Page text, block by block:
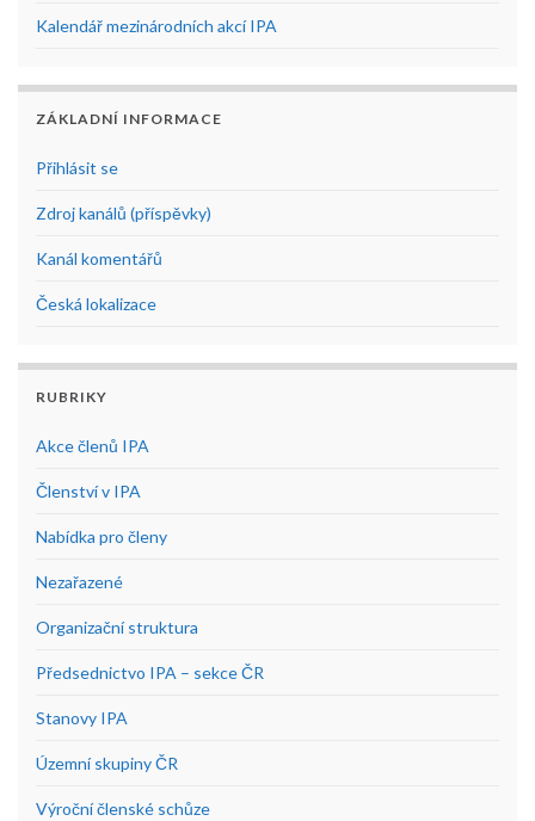
Kalendář mezinárodních akcí IPA
ZÁKLADNÍ INFORMACE
Přihlásit se
Zdroj kanálů (příspěvky)
Kanál komentářů
Česká lokalizace
RUBRIKY
Akce členů IPA
Členství v IPA
Nabídka pro členy
Nezařazené
Organizační struktura
Předsednictvo IPA – sekce ČR
Stanovy IPA
Územní skupiny ČR
Výroční členské schůze